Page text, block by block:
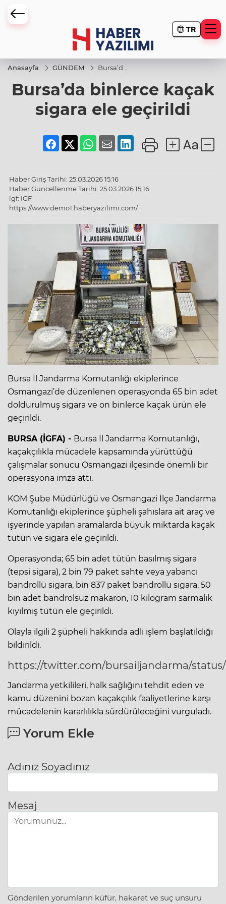
TR
Anasayfa GÜNDEM
Bursa’da
kaçak
sigara
geçirildi
Bursa’da binlerce kaçak
sigara ele geçirildi
Haber Giriş Tarihi: 25.03.2026 15:16
Haber Güncellenme Tarihi: 25.03.2026 15:16
igf: IGF
https://www.demo1.haberyazilimi.com/
Bursa İl Jandarma Komutanlığı ekiplerince
Osmangazi’de düzenlenen operasyonda 65 bin adet
doldurulmuş sigara ve on binlerce kaçak ürün ele
geçirildi.
BURSA (İGFA) - Bursa İl Jandarma Komutanlığı,
kaçakçılıkla mücadele kapsamında yürüttüğü
çalışmalar sonucu Osmangazi ilçesinde önemli bir
operasyona imza attı.
KOM Şube Müdürlüğü ve Osmangazi İlçe Jandarma
Komutanlığı ekiplerince şüpheli şahıslara ait araç ve
işyerinde yapılan aramalarda büyük miktarda kaçak
tütün ve sigara ele geçirildi.
Operasyonda; 65 bin adet tütün basılmış sigara
(tepsi sigara), 2 bin 79 paket sahte veya yabancı
bandrollü sigara, bin 837 paket bandrollü sigara, 50
bin adet bandrolsüz makaron, 10 kilogram sarmalık
kıyılmış tütün ele geçirildi.
Olayla ilgili 2 şüpheli hakkında adli işlem başlatıldığı
bildirildi.
https://twitter.com/bursailjandarma/status/
Jandarma yetkilileri, halk sağlığını tehdit eden ve
kamu düzenini bozan kaçakçılık faaliyetlerine karşı
mücadelenin kararlılıkla sürdürüleceğini vurguladı.
Yorum Ekle
Adınız Soyadınız
Mesaj
Gönderilen yorumların küfür, hakaret ve suç unsuru